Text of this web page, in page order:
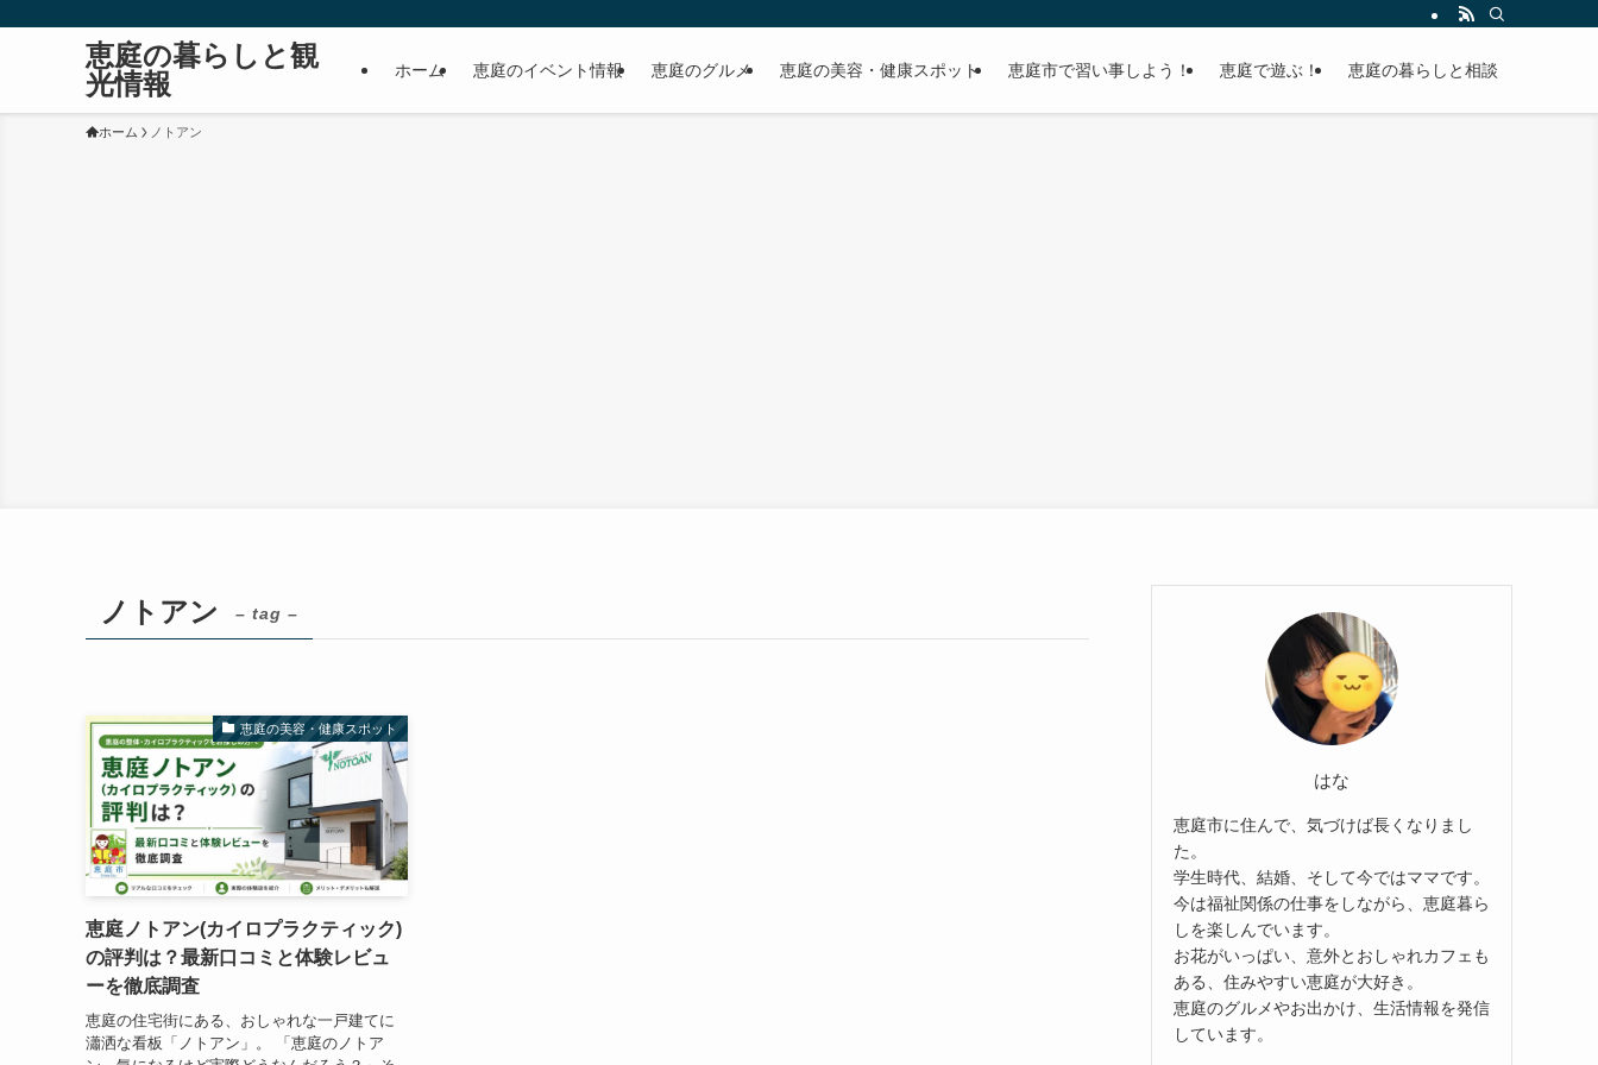
恵庭の暮らしと観
光情報
ホーム 恵庭のイベント情報 恵庭のグルメ 恵庭の美容・健康スポット 恵庭市で習い事しよう！ 恵庭で遊ぶ！ 恵庭の暮らしと相談
ホーム ノトアン
ノトアン – tag –
恵庭の美容・健康スポット
恵庭ノトアン(カイロプラクティック)
の評判は？最新口コミと体験レビュ
ーを徹底調査
恵庭の住宅街にある、おしゃれな一戸建てに
瀟洒な看板「ノトアン」。 「恵庭のノトア
はな
恵庭市に住んで、気づけば長くなりまし
た。
学生時代、結婚、そして今ではママです。
今は福祉関係の仕事をしながら、恵庭暮ら
しを楽しんでいます。
お花がいっぱい、意外とおしゃれカフェも
ある、住みやすい恵庭が大好き。
恵庭のグルメやお出かけ、生活情報を発信
しています。